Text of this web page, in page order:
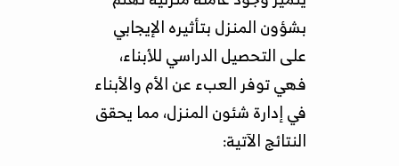
بشؤون المنزل بتأثيره الإيجابي
على التحصيل الدراسي للأبناء،
فهي توفر العبء عن الأم والأبناء
في إدارة شئون المنزل، مما يحقق
النتائج الآتية: